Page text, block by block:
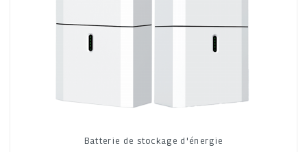
Batterie de stockage d'énergie